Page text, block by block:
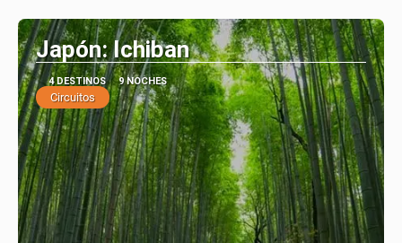
Japón: Ichiban
4 DESTINOS 9 NOCHES
Circuitos